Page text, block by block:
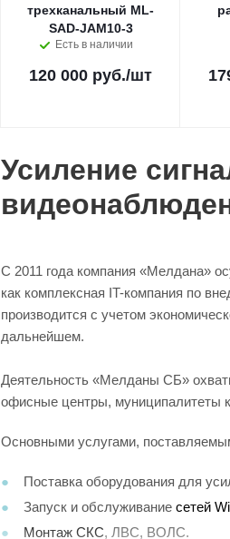
трехканальный ML-
SAD-JAM10-3
Есть в наличии
120 000 руб./шт
Усиление
С 2011 года компания «Мелдана»
как комплексная IT-компания по
производится с учетом
дальнейшем.
Деятельность «Мелданы СБ»
офисные центры, муниципалитеты
Основными услугами,
Поставка оборудования для
Запуск и обслуживание сетей
Монтаж СКС, ЛВС, ВОЛС.